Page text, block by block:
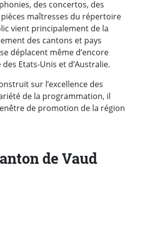
des concertos, des
maîtresses du répertoire
vient principalement de la
des cantons et pays
déplacent même d’encore
Etats-Unis et d’Australie.
sur l’excellence des
de la programmation, il
de promotion de la région
de Vaud